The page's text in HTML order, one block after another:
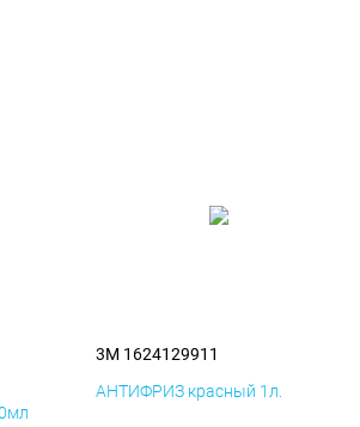
3M 1624129911
АНТИФРИЗ красный 1л.